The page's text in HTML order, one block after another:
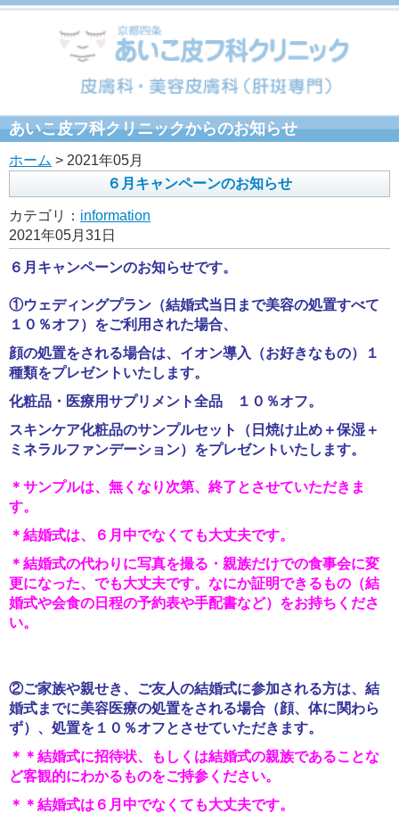
あいこ皮フ科クリニックからのお知らせ
ホーム > 2021年05月
６月キャンペーンのお知らせ
カテゴリ： information
2021年05月31日
６月キャンペーンのお知らせです。
①ウェディングプラン（結婚式当日まで美容の処置すべて
１０％オフ）をご利用された場合、
顔の処置をされる場合は、イオン導入（お好きなもの）１
種類をプレゼントいたします。
化粧品・医療用サプリメント全品 １０％オフ。
スキンケア化粧品のサンプルセット（日焼け止め＋保湿＋
ミネラルファンデーション）をプレゼントいたします。
＊サンプルは、無くなり次第、終了とさせていただきま
す。
＊結婚式は、６月中でなくても大丈夫です。
＊結婚式の代わりに写真を撮る・親族だけでの食事会に変
更になった、でも大丈夫です。なにか証明できるもの（結
婚式や会食の日程の予約表や手配書など）をお持ちくださ
い。
②ご家族や親せき、ご友人の結婚式に参加される方は、結
婚式までに美容医療の処置をされる場合（顔、体に関わら
ず）、処置を１０％オフとさせていただきます。
＊＊結婚式に招待状、もしくは結婚式の親族であることな
ど客観的にわかるものをご持参ください。
＊＊結婚式は６月中でなくても大丈夫です。